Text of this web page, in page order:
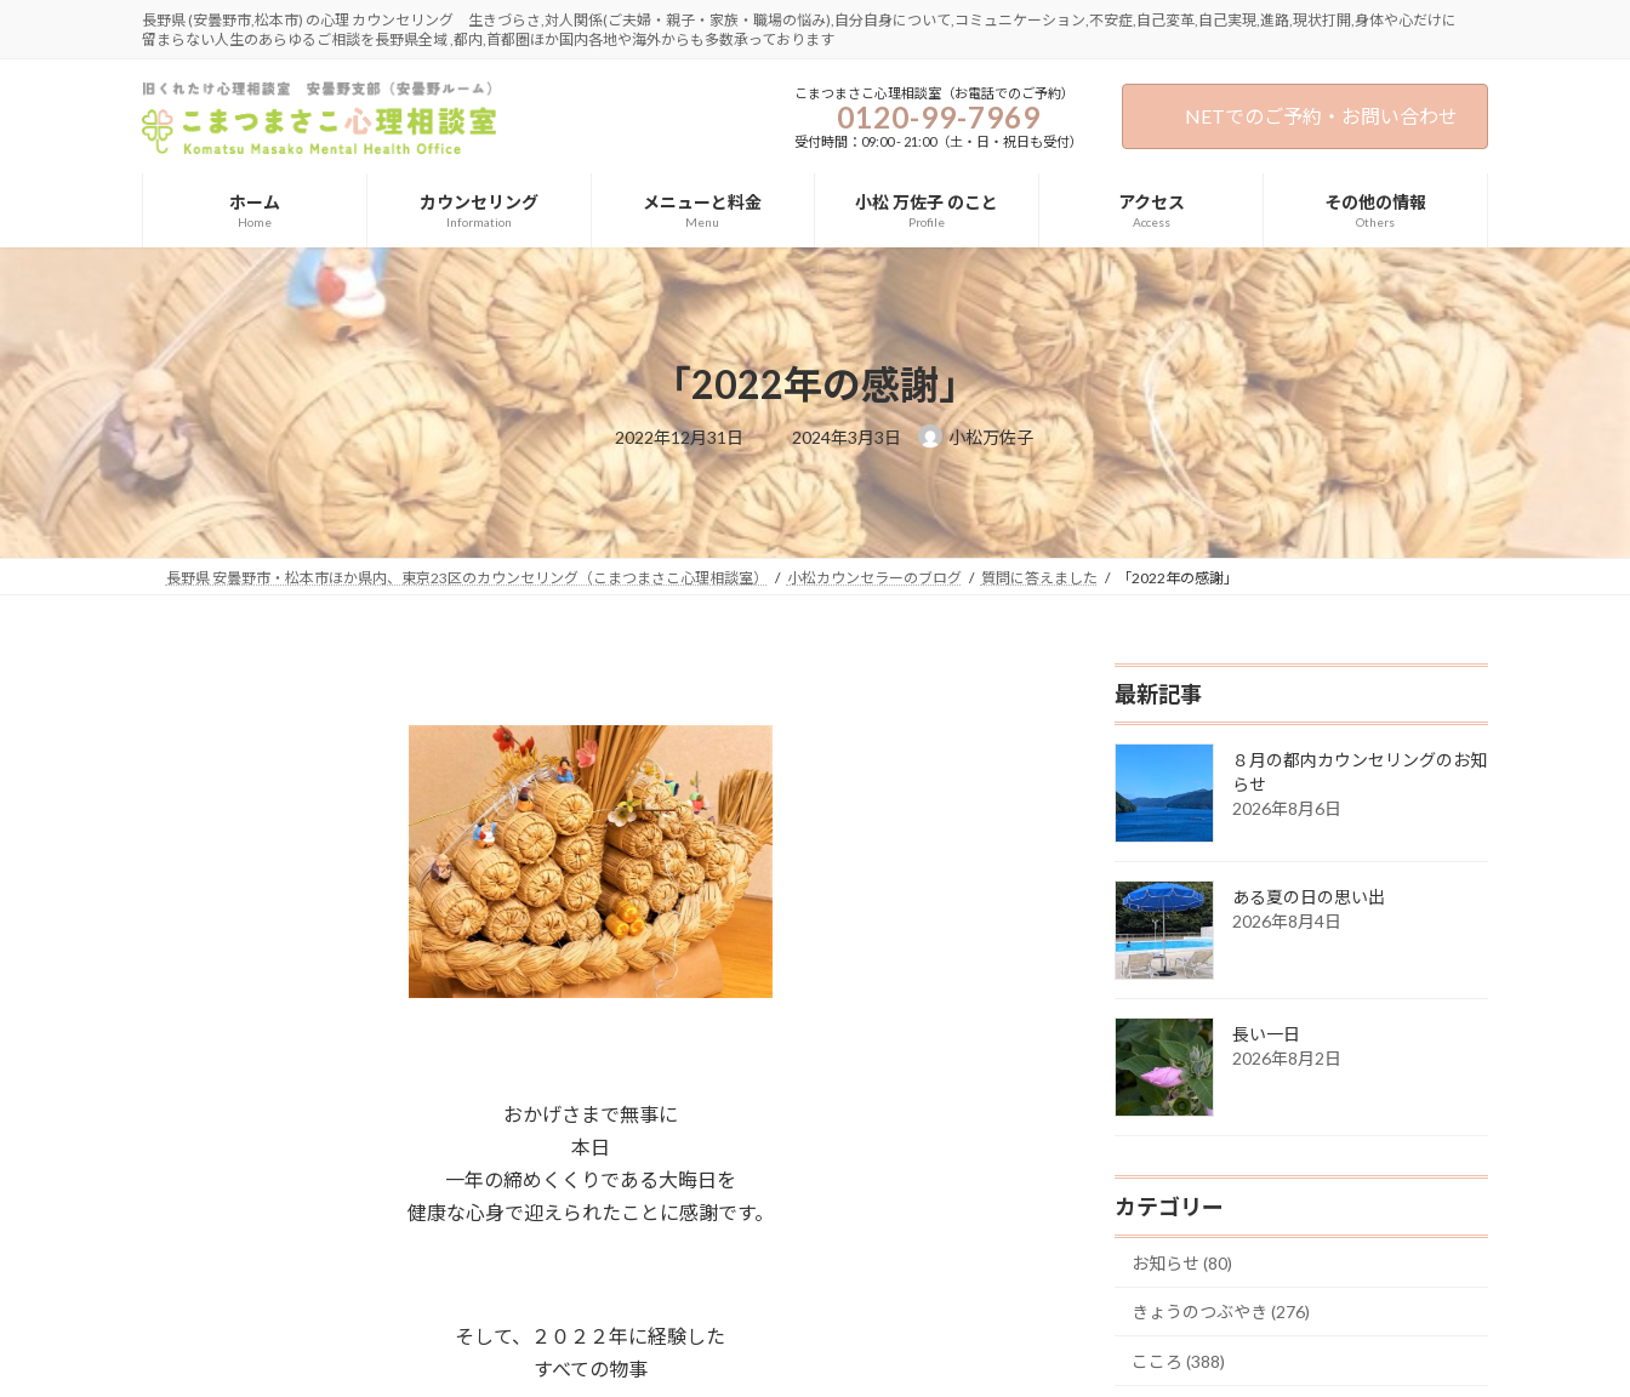
ッ
移
長野県 (安曇野市,松本市) の心理 カウンセリング 生きづらさ,対人関係(ご夫婦・親子・家族・職場の悩み),自分自身について,コミュニケーション,不安症,自己変革,自己実現,進路,現状打開,身体や心だけに
留まらない人生のあらゆるご相談を長野県全域 ,都内,首都圏ほか国内各地や海外からも多数承っております
こまつまさこ心理相談室（お電話でのご予約）
0120-99-7969
受付時間：09:00 - 21:00（土・日・祝日も受付）
NETでのご予約・お問い合わせ
ホーム
Home
カウンセリング
Information
メニューと料金
Menu
小松 万佐子 のこと
Profile
アクセス
Access
その他の情報
Others
「2022年の感謝」
2022年12月31日
最
終
更
新
日
時
:
2024年3月3日 小松万佐子
長野県 安曇野市・松本市ほか県内、東京23区のカウンセリング（こまつまさこ心理相談室） 小松カウンセラーのブログ 質問に答えました 「2022年の感謝」
おかげさまで無事に
本日
一年の締めくくりである大晦日を
健康な心身で迎えられたことに感謝です。
そして、２０２２年に経験した
すべての物事
最新記事
８月の都内カウンセリングのお知
らせ
2026年8月6日
ある夏の日の思い出
2026年8月4日
長い一日
2026年8月2日
カテゴリー
お知らせ (80)
きょうのつぶやき (276)
こころ (388)